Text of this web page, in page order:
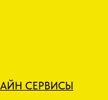
СЕРВИСЫ